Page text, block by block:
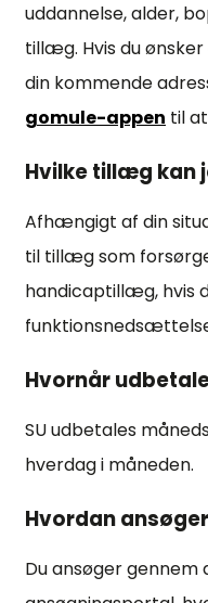
uddannelse, alder,
tillæg. Hvis du
din kommende
gomule-appen til
Hvilke tillæg kan
Afhængigt af din
til tillæg som
handicaptillæg, hvis
Hvornår
SU udbetales
hverdag i måneden.
Hvordan
Du ansøger gennem